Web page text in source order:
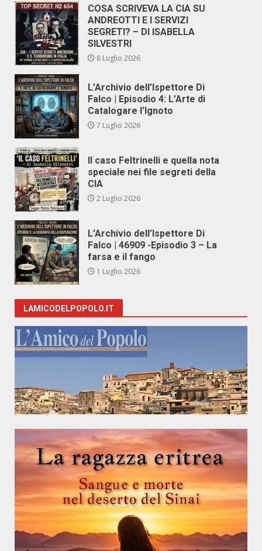
COSA SCRIVEVA LA CIA SU
ANDREOTTI E I SERVIZI
SEGRETI? – DI ISABELLA
SILVESTRI
8 Luglio 2026
L’Archivio dell’Ispettore Di
Falco | Episodio 4: L’Arte di
Catalogare l’Ignoto
7 Luglio 2026
Il caso Feltrinelli e quella nota
speciale nei file segreti della
CIA
2 Luglio 2026
L’Archivio dell’Ispettore Di
Falco | 46909 -Episodio 3 – La
farsa e il fango
1 Luglio 2026
LAMICODELPOPOLO.IT